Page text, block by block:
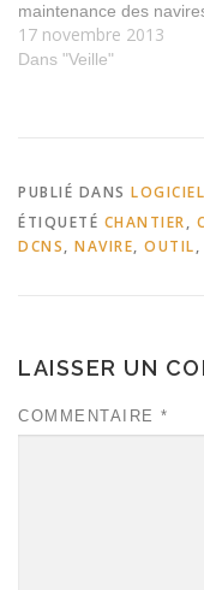
maintenance des
tags: maintenance navire
bateau construction
17 novembre 2013
Dans "Veille"
PUBLIÉ DANS
ÉTIQUETÉ CHANTIER,
DCNS, NAVIRE, OUTIL,
LAISSER UN
COMMENTAIRE *